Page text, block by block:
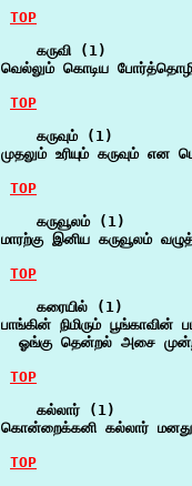
TOP
    கருவி (1)
வெல்லும் கொடிய
TOP
    கருவும் (1)
முதலும் உரியும் கருவும்
TOP
    கருவூலம் (1)
மாரற்கு இனிய கருவூலம்
TOP
    கரையில் (1)
பாங்கின் நிமிரும் பூங்காவின்
ஓங்கு தென்றல் அசை
TOP
    கல்லார் (1)
கொன்றைக்கனி கல்லார்
TOP